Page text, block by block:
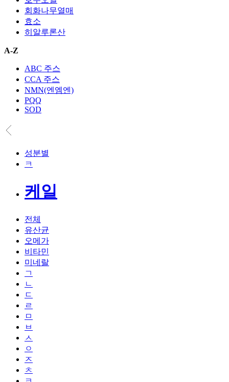
회화나무열매
효소
히알루론산
A-Z
ABC 주스
CCA 주스
NMN(엔엠엔)
PQQ
SOD
성분별
ㅋ
케일
전체
유산균
오메가
비타민
미네랄
ㄱ
ㄴ
ㄷ
ㄹ
ㅁ
ㅂ
ㅅ
ㅇ
ㅈ
ㅊ